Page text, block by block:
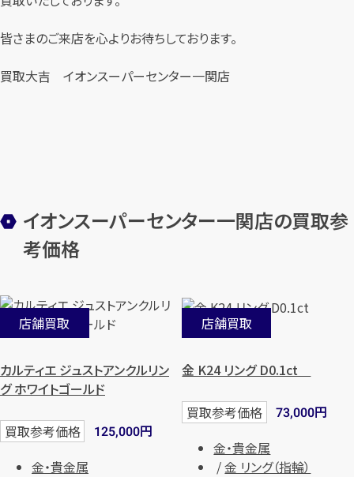
皆さまのご来店を心よりお待ちしております。
買取大吉 イオンスーパーセンター一関店
イオンスーパーセンター一関店の買取参
考価格
店舗買取
カルティエ ジュストアンクルリン
グ ホワイトゴールド
買取参考価格 125,000円
金・貴金属
店舗買取
金 K24 リング D0.1ct
買取参考価格 73,000円
金・貴金属
金 リング（指輪）